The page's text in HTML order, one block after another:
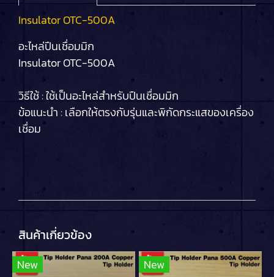
Insulator OTC-500A
อะไหล่ปืนเชื่อมมิก
Insulator OTC-500A
วิธีใช้ : ใช้เป็นอะไหล่สำหรับปืนเชื่อมมิก
ข้อแนะนำ : เลือกให้ตรงกับรุ่นและพิกัดกระแสของเครื่อง
เชื่อม
สินค้าเกี่ยวข้อง
New New